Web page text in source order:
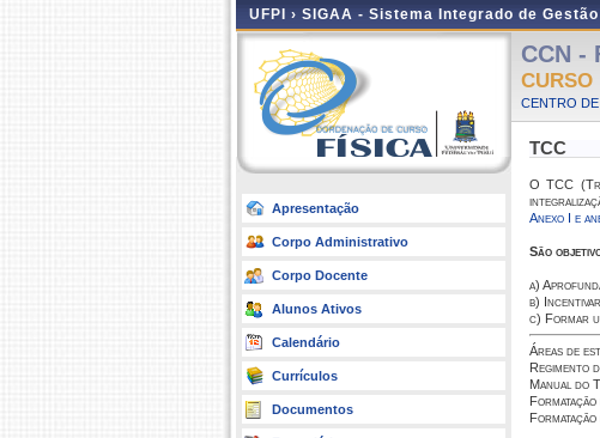
UFPI › SIGAA - Sistema Integrado de
Apresentação
Corpo Administrativo
Corpo Docente
Alunos Ativos
Calendário
Currículos
Documentos
CCN -
CENTRO
TCC
O TCC
Anexo I e
São
a)
b)
c) Formar
Áreas de
Regimento
Manual do